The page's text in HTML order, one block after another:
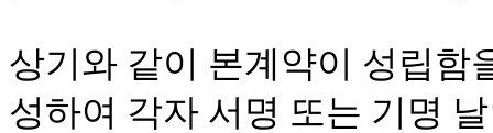
상기와 같이 본계약이 성립함
성하여 각자 서명 또는 기명